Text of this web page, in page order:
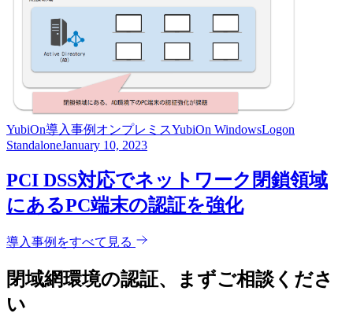
YubiOn導入事例 オンプレミスYubiOn WindowsLogon
StandaloneJanuary 10, 2023
PCI DSS対応でネットワーク閉鎖領域
にあるPC端末の認証を強化
導入事例をすべて見る
閉域網環境の認証、まずご相談くださ
い